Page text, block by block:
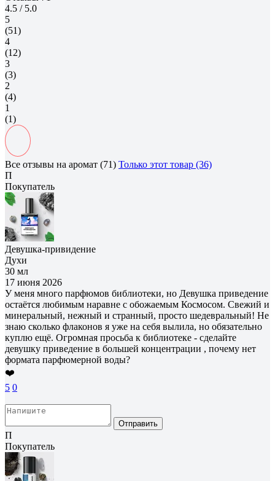
4.5 / 5.0
5
(51)
4
(12)
3
(3)
2
(4)
1
(1)
Все отзывы на аромат (71) Только этот товар (36)
П
Покупатель
Девушка-привидение
Духи
30 мл
17 июня 2026
У меня много парфюмов библиотеки, но Девушка приведение
остаётся любимым наравне с обожаемым Космосом. Свежий и
минеральный, нежный и странный, просто шедевральный! Не
знаю сколько флаконов я уже на себя вылила, но обязательно
куплю ещё. Огромная просьба к библиотеке - сделайте
девушку приведение в большей концентрации , почему нет
формата парфюмерной воды?
❤️
5 0
Отправить
П
Покупатель